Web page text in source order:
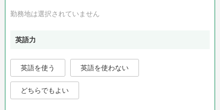
勤務地は選択されていません
英語力
英語を使う 英語を使わない
どちらでもよい